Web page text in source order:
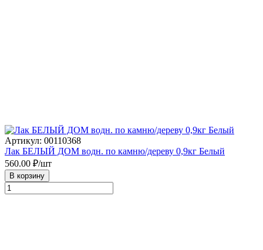
Артикул: 00110368
Лак БЕЛЫЙ ДОМ водн. по камню/дереву 0,9кг Белый
560.00 ₽/шт
В корзину